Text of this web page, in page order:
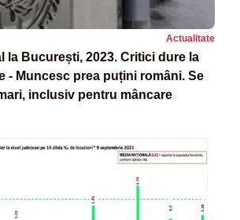
Actualitate
la București, 2023. Critici dure la
- Muncesc prea puțini români. Se
inclusiv pentru mâncare